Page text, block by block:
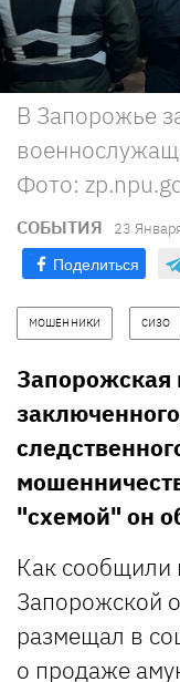
В Запорожье
Фото:
СОБЫТИЯ 23
Поделиться
МОШЕННИКИ СИЗО
Запорожская
"схемой" он
Как сообщили
Запорожской
размещал в
о продаже